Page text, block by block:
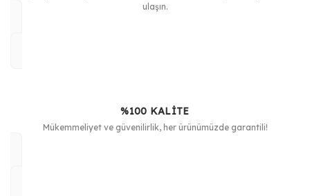
ulaşın.
%100 KALİTE
Mükemmeliyet ve güvenilirlik, her ürünümüzde garantili!